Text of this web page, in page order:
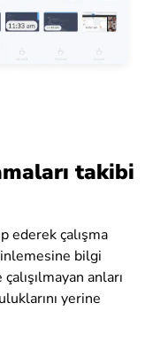
takibi
ederek çalışma
bilgi
anları
yerine